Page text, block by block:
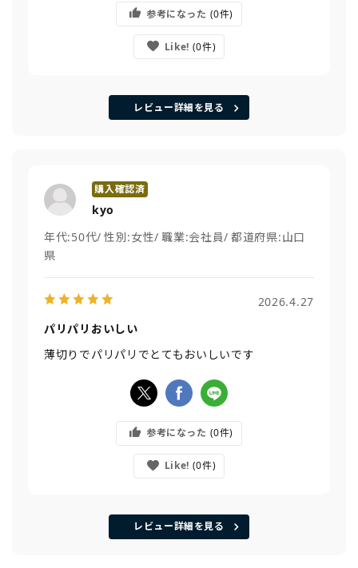
参考になった 0
Like! 0
レビュー詳細を見る
kyo
年代:50代 性別:女性 職業:会社員 都道府県:山口
県
2026.4.27
パリパリおいしい
薄切りでパリパリでとてもおいしいです
参考になった 0
Like! 0
レビュー詳細を見る